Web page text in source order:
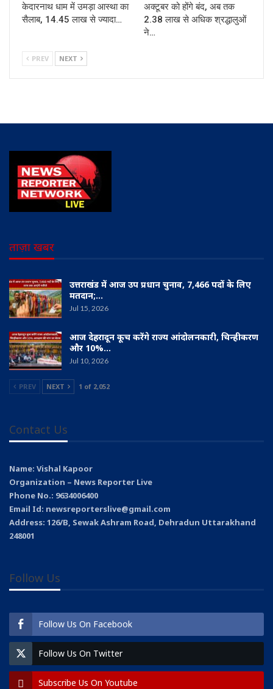
केदारनाथ धाम में उमड़ा आस्था का
सैलाब, 14.45 लाख से ज्यादा…
अक्टूबर को होंगे बंद, अब तक
2.38 लाख से अधिक श्रद्धालुओं
ने…
PREV NEXT
ताज़ा खबर
उत्तराखंड में आज उप प्रधान चुनाव, 7,466 पदों के लिए
मतदान;…
Jul 15, 2026
आज देहरादून कूच करेंगे राज्य आंदोलनकारी, चिन्हीकरण
और 10%…
Jul 10, 2026
PREV NEXT 1 of 2,052
Contact Us
Name: Vishal Kapoor
Organization – News Reporter Live
Phone No.: 9634006400
Email Id: newsreporterslive@gmail.com
Address: 126/B, Sewak Ashram Road, Dehradun Uttarakhand
248001
Follow Us
Follow Us On Facebook
Follow Us On Twitter
Subscribe Us On Youtube